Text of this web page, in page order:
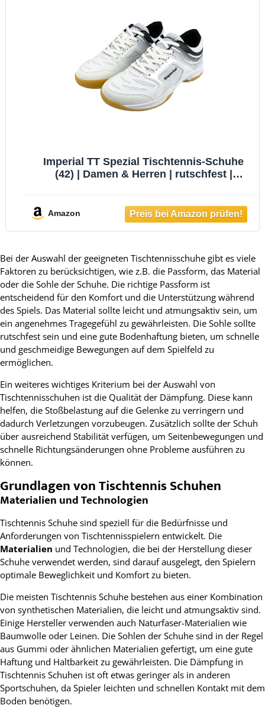
Imperial TT Spezial Tischtennis-Schuhe
(42) | Damen & Herren | rutschfest |
Amazon
Bei der Auswahl der geeigneten Tischtennisschuhe gibt es viele
Faktoren zu berücksichtigen, wie z.B. die Passform, das Material
oder die Sohle der Schuhe. Die richtige Passform ist
entscheidend für den Komfort und die Unterstützung während
des Spiels. Das Material sollte leicht und atmungsaktiv sein, um
ein angenehmes Tragegefühl zu gewährleisten. Die Sohle sollte
rutschfest sein und eine gute Bodenhaftung bieten, um schnelle
und geschmeidige Bewegungen auf dem Spielfeld zu
ermöglichen.
Ein weiteres wichtiges Kriterium bei der Auswahl von
Tischtennisschuhen ist die Qualität der Dämpfung. Diese kann
helfen, die Stoßbelastung auf die Gelenke zu verringern und
dadurch Verletzungen vorzubeugen. Zusätzlich sollte der Schuh
über ausreichend Stabilität verfügen, um Seitenbewegungen und
schnelle Richtungsänderungen ohne Probleme ausführen zu
können.
Grundlagen von Tischtennis Schuhen
Materialien und Technologien
Tischtennis Schuhe sind speziell für die Bedürfnisse und
Anforderungen von Tischtennisspielern entwickelt. Die
Materialien und Technologien, die bei der Herstellung dieser
Schuhe verwendet werden, sind darauf ausgelegt, den Spielern
optimale Beweglichkeit und Komfort zu bieten.
Die meisten Tischtennis Schuhe bestehen aus einer Kombination
von synthetischen Materialien, die leicht und atmungsaktiv sind.
Einige Hersteller verwenden auch Naturfaser-Materialien wie
Baumwolle oder Leinen. Die Sohlen der Schuhe sind in der Regel
aus Gummi oder ähnlichen Materialien gefertigt, um eine gute
Haftung und Haltbarkeit zu gewährleisten. Die Dämpfung in
Tischtennis Schuhen ist oft etwas geringer als in anderen
Sportschuhen, da Spieler leichten und schnellen Kontakt mit dem
Boden benötigen.